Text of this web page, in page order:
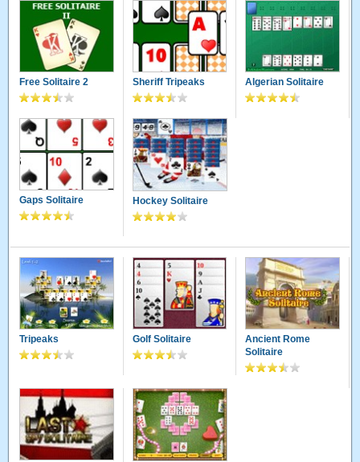
uschiw
Nicht swchlecht das Spiel, macht Spaß
7-4 auch fehlerhaft u das hier keiner antwortet scheint
normal zu sein ;-)
Kathie
Obwohl es nicht schwer ist, hat es doch ein bisschen
gedauert bis ich den Bogen raus hatte. Aber jetzt finde ich
wieso antwortet hier eigentlich keiner??
solitaer 17.12.2010 · 18:53 Uhr
H I L F E bin bei level 7-10 es werden keine karten
Steffafa
macht super viel spaß ...hat einen gewissen \"Suchtfaktor\"
Jessy2612
Free Solitaire 2 Sheriff Tripeaks Algerian Solitaire
Gaps Solitaire Hockey Solitaire
Tripeaks Golf Solitaire
Ancient Rome
Solitaire